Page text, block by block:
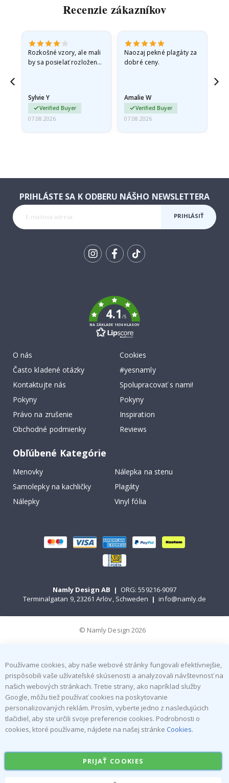
Recenzie zákazníkov
Rozkošné vzory, ale mali
by sa posielať rozložené
Sylvie Y
Verified Buyer
07.08.2026
Naozaj pekné plagáty za
dobré ceny.
Amalie W
Verified Buyer
07.08.2026
PRIHLÁSTE SA K ODBERU NÁŠHO NEWSLETTERA
PRIHLÁSIŤ
4.1/5
NA ZÁKLADE 1034 HLASOV
O nás
Často kladené otázky
Kontaktujte nás
Pokyny
Právo na zrušenie
Obchodné podmienky
Cookies
#yesnamly
Spolupracovať s nami!
Pokyny
Inspiration
Reviews
Obľúbené Kategórie
Menovky
Nálepka na stenu
Samolepky na kachličky
Plagáty
Nálepky
Vinyl fólia
Namly Design AB | ORG: 559216-9097
Terminalgatan 9, 23261 Arlöv, Schweden | info@namly.de
© Namly Design 2026
Používame cookies, aby naše webové stránky fungovali efektívnejšie,
prispôsobili vaše užívateľské skúsenosti a analyzovali návštevnosť na
našich webových stránkach. Tretie strany, ako napríklad služby
Google, môžu tiež používať cookies na poskytovanie
personalizovaných reklám. Prosím, vyberte jedno z nasledujúcich
tlačidiel, aby ste určili svoje preferencie cookies. Podrobnosti o
cookies, ktoré používame, nájdete na našej stránke Cookies.
PRIJAŤ COOKIES